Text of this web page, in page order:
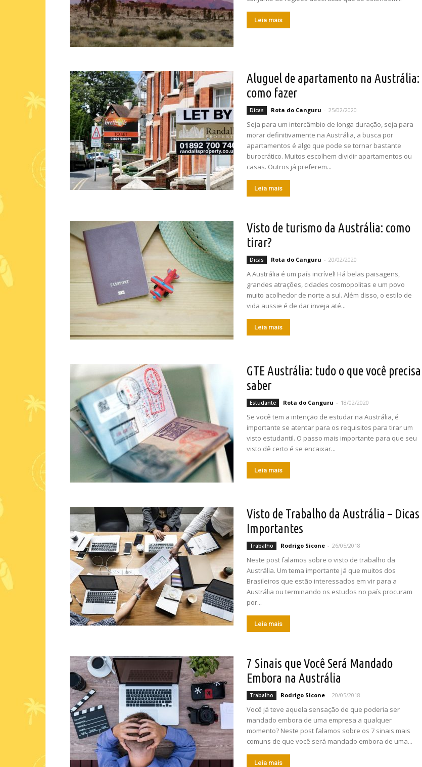
Leia mais
Aluguel de apartamento na Austrália:
como fazer
Dicas Rota do Canguru - 25/02/2020
Seja para um intercâmbio de longa duração, seja para
morar definitivamente na Austrália, a busca por
apartamentos é algo que pode se tornar bastante
burocrático. Muitos escolhem dividir apartamentos ou
casas. Outros já preferem...
Leia mais
Visto de turismo da Austrália: como
tirar?
Dicas Rota do Canguru - 20/02/2020
A Austrália é um país incrível! Há belas paisagens,
grandes atrações, cidades cosmopolitas e um povo
muito acolhedor de norte a sul. Além disso, o estilo de
vida aussie é de dar inveja até...
Leia mais
GTE Austrália: tudo o que você precisa
saber
Estudante Rota do Canguru - 18/02/2020
Se você tem a intenção de estudar na Austrália, é
importante se atentar para os requisitos para tirar um
visto estudantil. O passo mais importante para que seu
visto dê certo é se encaixar...
Leia mais
Visto de Trabalho da Austrália – Dicas
Importantes
Trabalho Rodrigo Sicone - 26/05/2018
Neste post falamos sobre o visto de trabalho da
Austrália. Um tema importante já que muitos dos
Brasileiros que estão interessados em vir para a
Austrália ou terminando os estudos no país procuram
por...
Leia mais
7 Sinais que Você Será Mandado
Embora na Austrália
Trabalho Rodrigo Sicone - 20/05/2018
Você já teve aquela sensação de que poderia ser
mandado embora de uma empresa a qualquer
momento? Neste post falamos sobre os 7 sinais mais
comuns de que você será mandado embora de uma...
Leia mais